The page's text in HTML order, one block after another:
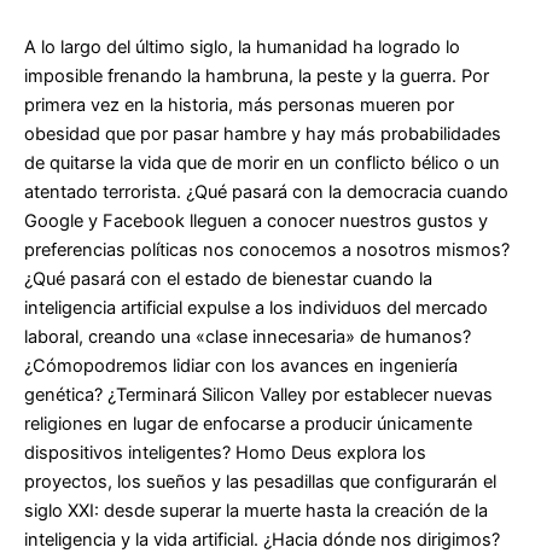
A lo largo del último siglo, la humanidad ha logrado lo
imposible frenando la hambruna, la peste y la guerra. Por
primera vez en la historia, más personas mueren por
obesidad que por pasar hambre y hay más probabilidades
de quitarse la vida que de morir en un conflicto bélico o un
atentado terrorista. ¿Qué pasará con la democracia cuando
Google y Facebook lleguen a conocer nuestros gustos y
preferencias políticas nos conocemos a nosotros mismos?
¿Qué pasará con el estado de bienestar cuando la
inteligencia artificial expulse a los individuos del mercado
laboral, creando una «clase innecesaria» de humanos?
¿Cómopodremos lidiar con los avances en ingeniería
genética? ¿Terminará Silicon Valley por establecer nuevas
religiones en lugar de enfocarse a producir únicamente
dispositivos inteligentes? Homo Deus explora los
proyectos, los sueños y las pesadillas que configurarán el
siglo XXI: desde superar la muerte hasta la creación de la
inteligencia y la vida artificial. ¿Hacia dónde nos dirigimos?